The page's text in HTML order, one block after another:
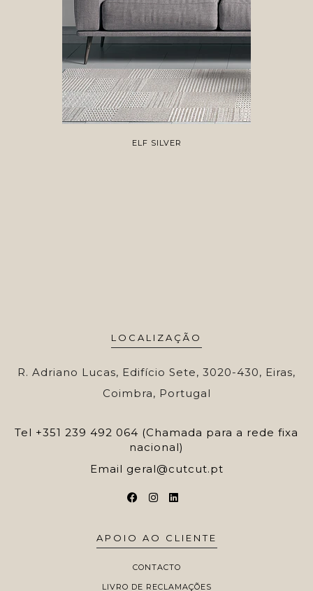
ELF SILVER
LOCALIZAÇÃO
R. Adriano Lucas, Edifício Sete, 3020-430, Eiras,
Coimbra, Portugal
Tel +351 239 492 064 (Chamada para a rede fixa
nacional)
Email geral@cutcut.pt
APOIO AO CLIENTE
CONTACTO
LIVRO DE RECLAMAÇÕES